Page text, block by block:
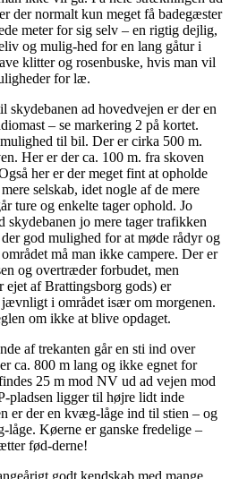
der normalt kun meget få badegæster
meter for sig selv – en rigtig dejlig,
og mulig-hed for en lang gåtur i
klitter og rosenbuske, hvis man vil
for læ.
skydebanen ad hovedvejen er der en
– se markering 2 på kortet.
til bil. Der er cirka 500 m.
Her er der ca. 100 m. fra skoven
her er der meget fint at opholde
selskab, idet nogle af de mere
ture og enkelte tager ophold. Jo
jo mere tager trafikken
god mulighed for at møde rådyr og
må man ikke campere. Der er
og overtræder forbudet, men
ejet af Brattingsborg gods) er
i området især om morgenen.
om ikke at blive opdaget.
af trekanten går en sti ind over
ca. 800 m lang og ikke egnet for
25 m mod NV ud ad vejen mod
pladsen ligger til højre lidt inde
er der en kvæg-låge ind til stien – og
Køerne er ganske fredelige –
fød-derne!
godt kendskab med mange